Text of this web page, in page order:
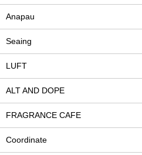
Anapau
Seaing
LUFT
ALT AND DOPE
FRAGRANCE CAFE
Coordinate